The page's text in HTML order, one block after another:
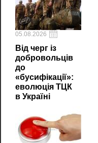
05.08.2026
Від черг із
добровольців
до
«бусифікації»:
еволюція ТЦК
в Україні